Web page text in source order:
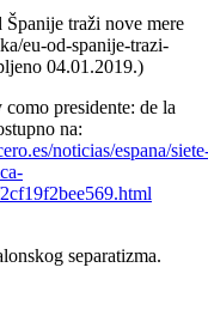
traži nove mere
eu-od-spanije-trazi-
04.01.2019.)
presidente: de la
na:
noticias/espana/
separatizma.